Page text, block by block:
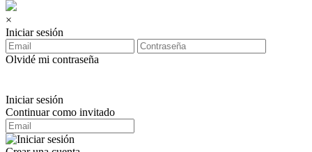
×
Iniciar sesión
Olvidé mi contraseña
Iniciar sesión
Continuar como invitado